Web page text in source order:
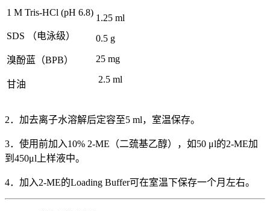
1 M Tris-HCl (pH 6.8)
SDS （电泳级）
溴酚蓝（BPB）
甘油
1.25 ml
0.5 g
25 mg
2.5 ml
2．加去离子水溶解后定容至5 ml，室温保存。
3．使用前加入10% 2-ME（二巯基乙醇），如50 μl的2-ME加
到450μl上样液中。
4．加入2-ME的Loading Buffer可在室温下保存一个月左右。